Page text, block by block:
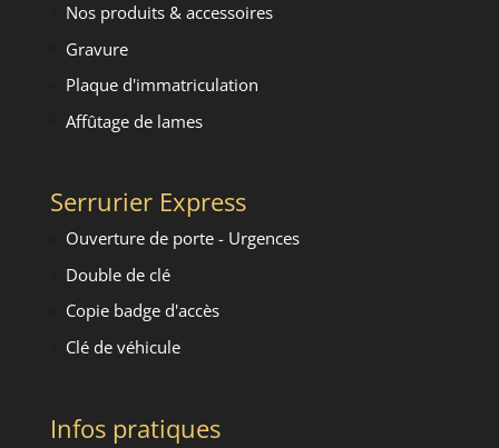
Nos produits & accessoires
Gravure
Plaque d'immatriculation
Affûtage de lames
Serrurier Express
Ouverture de porte - Urgences
Double de clé
Copie badge d'accès
Clé de véhicule
Infos pratiques